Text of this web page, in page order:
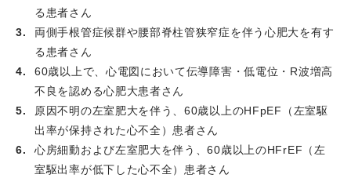
性心不全にて、高谷具史科長が講話を担当しました。
2025.06.23当院OBの岩根成豪先生の論文がCirculation
JournalにPublishされました。
2025.06.20
石灰化病変をテーマに、Hari-Hime PCI
Workshopを開催しました。
2025.06.16モンゴルの先生方をお招きして、PCI症例の
検討会 Japan-Mongolia PCI Meetingを開催しました。
2025.06.07 第26回神戸大学循環器内科研修医勉強会
で、研修医の今井凛太郎先生が優秀質問病院賞を受賞しま
る患者さん
両側手根管症候群や腰部脊柱管狭窄症を伴う心肥大を有す
る患者さん
60歳以上で、心電図において伝導障害・低電位・R波増高
不良を認める心肥大患者さん
原因不明の左室肥大を伴う、60歳以上のHFpEF（左室駆
出率が保持された心不全）患者さん
心房細動および左室肥大を伴う、60歳以上のHFrEF（左
室駆出率が低下した心不全）患者さん